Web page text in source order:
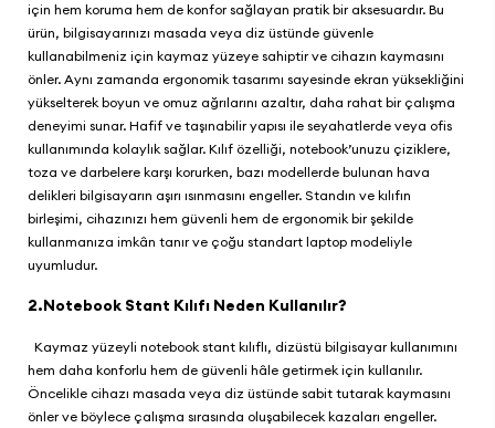
için hem koruma hem de konfor sağlayan pratik bir aksesuardır. Bu
ürün, bilgisayarınızı masada veya diz üstünde güvenle
kullanabilmeniz için kaymaz yüzeye sahiptir ve cihazın kaymasını
önler. Aynı zamanda ergonomik tasarımı sayesinde ekran yüksekliğini
yükselterek boyun ve omuz ağrılarını azaltır, daha rahat bir çalışma
deneyimi sunar. Hafif ve taşınabilir yapısı ile seyahatlerde veya ofis
kullanımında kolaylık sağlar. Kılıf özelliği, notebook’unuzu çiziklere,
toza ve darbelere karşı korurken, bazı modellerde bulunan hava
delikleri bilgisayarın aşırı ısınmasını engeller. Standın ve kılıfın
birleşimi, cihazınızı hem güvenli hem de ergonomik bir şekilde
kullanmanıza imkân tanır ve çoğu standart laptop modeliyle
uyumludur.
2.Notebook Stant Kılıfı Neden Kullanılır?
Kaymaz yüzeyli notebook stant kılıflı, dizüstü bilgisayar kullanımını
hem daha konforlu hem de güvenli hâle getirmek için kullanılır.
Öncelikle cihazı masada veya diz üstünde sabit tutarak kaymasını
önler ve böylece çalışma sırasında oluşabilecek kazaları engeller.